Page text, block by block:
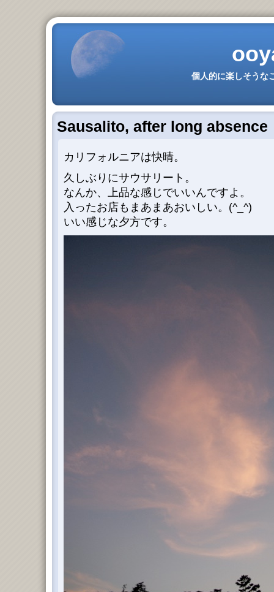
個人的に楽しそうな
Sausalito, after long absence
カリフォルニアは快晴。
久しぶりにサウサリート。
なんか、上品な感じでいいんですよ。
入ったお店もまあまあおいしい。(^_^)
いい感じな夕方です。